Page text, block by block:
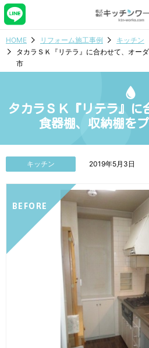
HOME リフォーム施工事例
キッチン
タカラＳＫ『リテラ』に合わせて、オー
市
タカラＳＫ『リテラ』に
食器棚、収納棚を
キッチン 2019年5月3日
BEFORE